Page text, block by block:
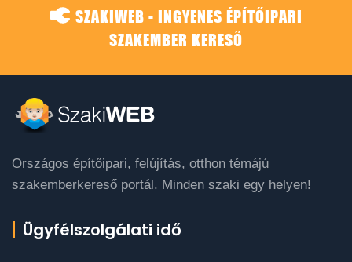
SZAKIWEB - INGYENES ÉPÍTŐIPARI
SZAKEMBER KERESŐ
Országos építőipari, felújítás, otthon témájú
szakemberkereső portál. Minden szaki egy helyen!
Ügyfélszolgálati idő